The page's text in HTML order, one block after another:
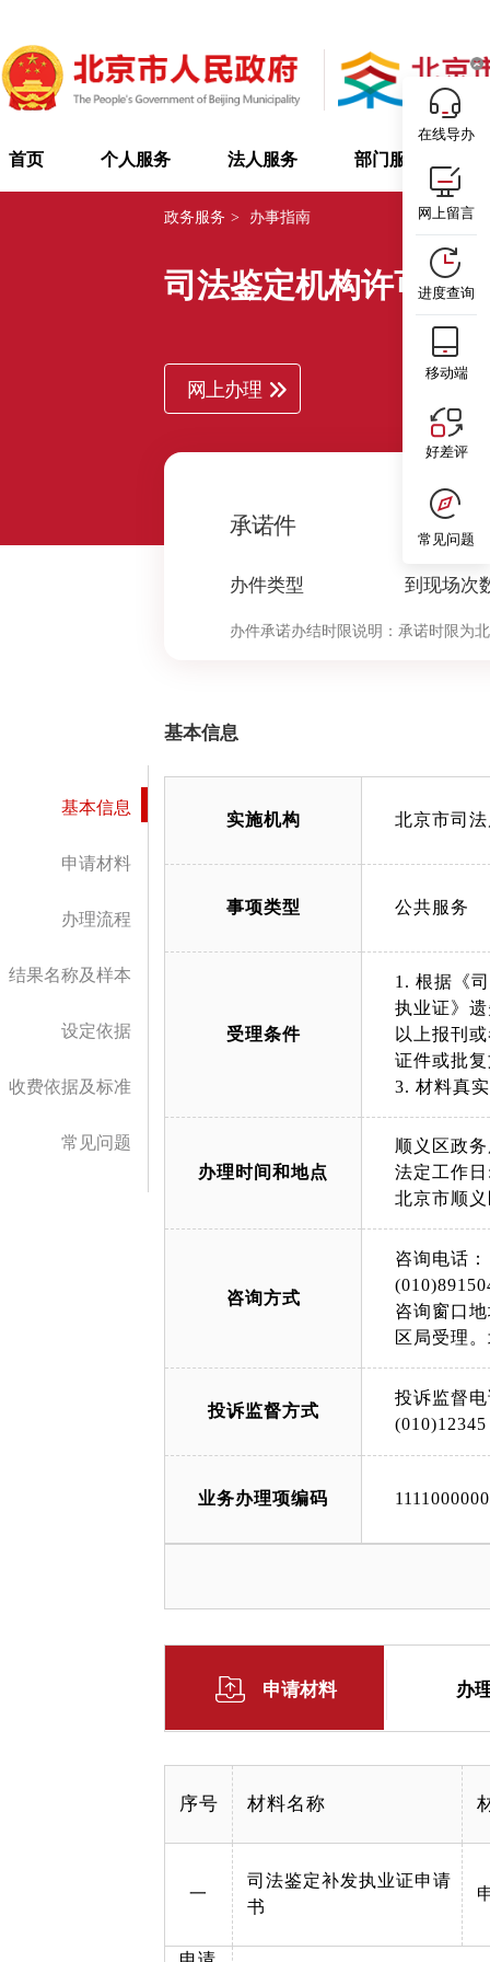
首页 个人服务 法人服务 部门服务
政务服务 > 办事指南
司法鉴定机构许可证
网上办理
承诺件
办件类型
0
到现场次
办件承诺办结时限说明： 承诺时限为
基本信息
申请材料
办理流程
结果名称及样本
设定依据
收费依据及标准
常见问题
基本信息
实施机构 北京市司
事项类型 公共服务
受理条件
1. 根据《
执业证》
以上报刊
证件或批
3. 材料真
办理时间和地点
顺义区政
法定工作
北京市顺
咨询方式
咨询电话：
咨询窗口
区局受理
投诉监督方式
投诉监督
(010)12345
业务办理项编码
申请材料 办
序号 材料名称
一
司法鉴定补发执业证申请
书
在线导办
网上留言
进度查询
移动端
好差评
常见问题